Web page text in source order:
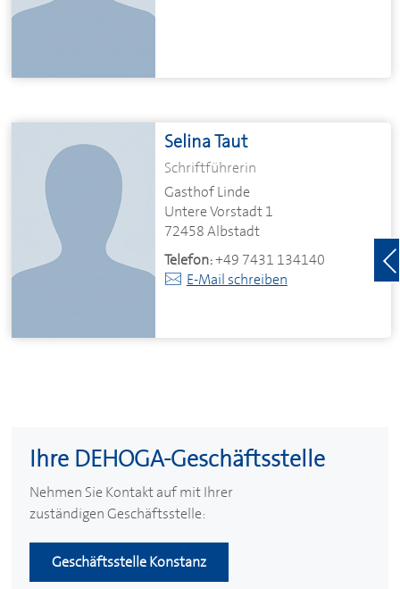
Selina Taut
Schriftführerin
Gasthof Linde
Untere Vorstadt 1
72458 Albstadt
Telefon:+49 7431 134140
E-Mail schreiben
Ihre DEHOGA-Geschäftsstelle
Nehmen Sie Kontakt auf mit Ihrer
zuständigen Geschäftsstelle:
Geschäftsstelle Konstanz